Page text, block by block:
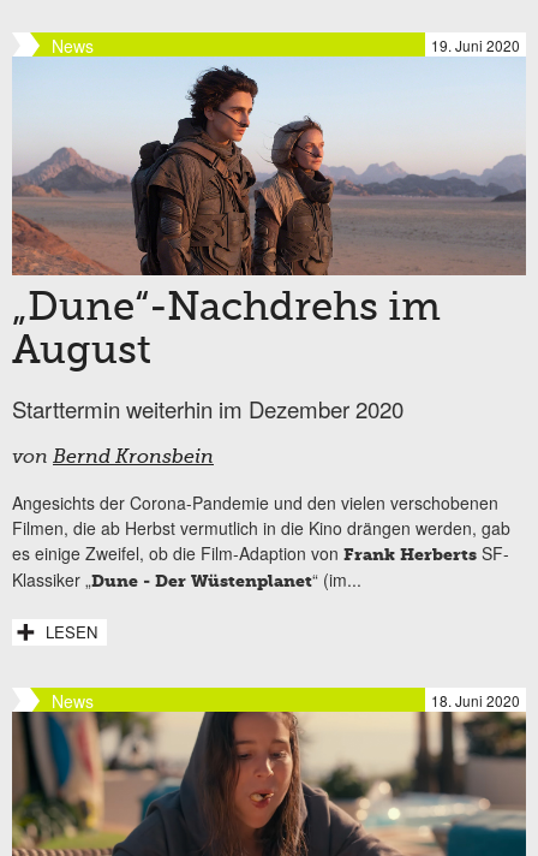
News 19. Juni 2020
„Dune“-Nachdrehs im
August
Starttermin weiterhin im Dezember 2020
von Bernd Kronsbein
Angesichts der Corona-Pandemie und den vielen verschobenen
Filmen, die ab Herbst vermutlich in die Kino drängen werden, gab
es einige Zweifel, ob die Film-Adaption von Frank Herberts SF-
Klassiker „Dune - Der Wüstenplanet“ (im...
LESEN
News 18. Juni 2020